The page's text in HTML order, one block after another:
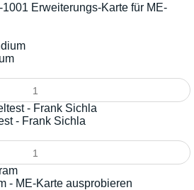
Erweiterungs-Karte für ME-
- Frank Sichla
- ME-Karte ausprobieren